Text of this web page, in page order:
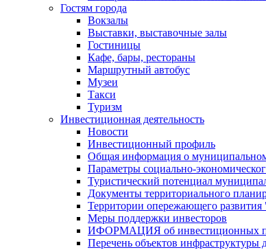
Гостям города
Вокзалы
Выставки, выставочные залы
Гостиницы
Кафе, бары, рестораны
Маршрутный автобус
Музеи
Такси
Туризм
Инвестиционная деятельность
Новости
Инвестиционный профиль
Общая информация о
Параметры социально-
Туристический потенциал
Документы территориального
Территории опережающего
Меры поддержки инвесторов
ИФОРМАЦИЯ об инвестиционных
Перечень объектов инфраструктуры